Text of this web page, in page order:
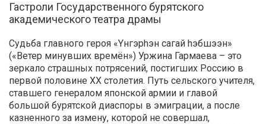
Гастроли Государственного бурятского
академического театра драмы
Судьба главного героя «Yнгэрhэн сагай hэбшээн»
(«Ветер минувших времён») Уржина Гармаева – это
зеркало страшных потрясений, постигших Россию в
первой половине XX столетия. Путь сельского учителя,
ставшего генералом японской армии и главой
большой бурятской диаспоры в эмиграции, а после
казненного за измену, которой не совершал,